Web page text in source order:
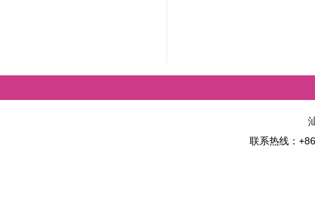
联系热线：